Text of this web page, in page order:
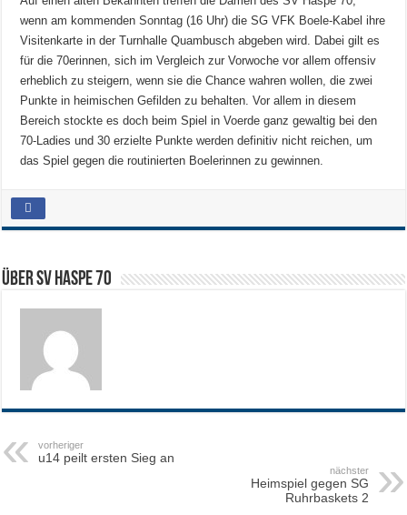
wenn am kommenden Sonntag (16 Uhr) die SG VFK Boele-Kabel ihre
Visitenkarte in der Turnhalle Quambusch abgeben wird. Dabei gilt es
für die 70erinnen, sich im Vergleich zur Vorwoche vor allem offensiv
erheblich zu steigern, wenn sie die Chance wahren wollen, die zwei
Punkte in heimischen Gefilden zu behalten. Vor allem in diesem
Bereich stockte es doch beim Spiel in Voerde ganz gewaltig bei den
70-Ladies und 30 erzielte Punkte werden definitiv nicht reichen, um
das Spiel gegen die routinierten Boelerinnen zu gewinnen.
Über SV HASPE 70
vorheriger
u14 peilt ersten Sieg an
nächster
Heimspiel gegen SG
Ruhrbaskets 2